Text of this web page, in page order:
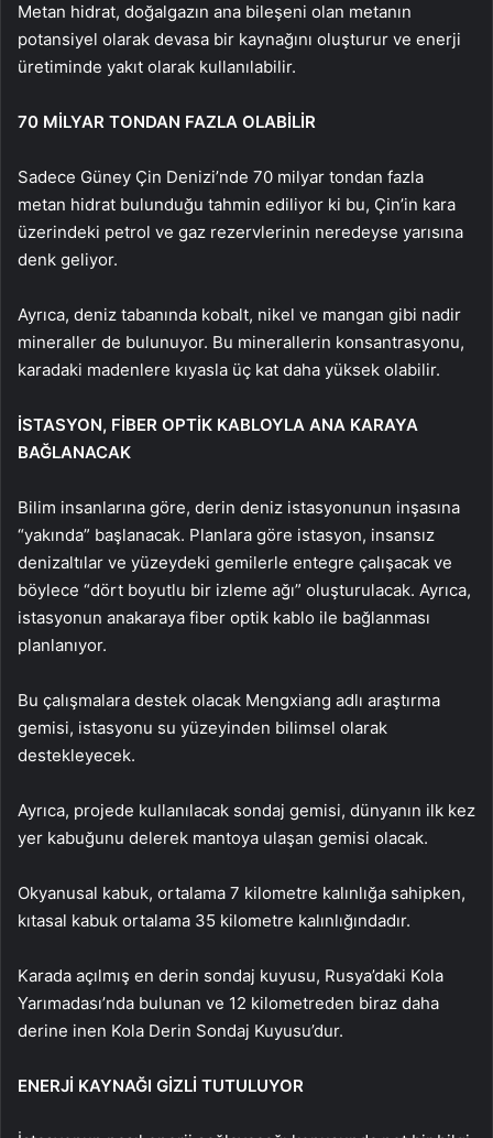
Metan hidrat, doğalgazın ana bileşeni olan metanın
potansiyel olarak devasa bir kaynağını oluşturur ve enerji
üretiminde yakıt olarak kullanılabilir.
70 MİLYAR TONDAN FAZLA OLABİLİR
Sadece Güney Çin Denizi’nde 70 milyar tondan fazla
metan hidrat bulunduğu tahmin ediliyor ki bu, Çin’in kara
üzerindeki petrol ve gaz rezervlerinin neredeyse yarısına
denk geliyor.
Ayrıca, deniz tabanında kobalt, nikel ve mangan gibi nadir
mineraller de bulunuyor. Bu minerallerin konsantrasyonu,
karadaki madenlere kıyasla üç kat daha yüksek olabilir.
İSTASYON, FİBER OPTİK KABLOYLA ANA KARAYA
BAĞLANACAK
Bilim insanlarına göre, derin deniz istasyonunun inşasına
“yakında” başlanacak. Planlara göre istasyon, insansız
denizaltılar ve yüzeydeki gemilerle entegre çalışacak ve
böylece “dört boyutlu bir izleme ağı” oluşturulacak. Ayrıca,
istasyonun anakaraya fiber optik kablo ile bağlanması
planlanıyor.
Bu çalışmalara destek olacak Mengxiang adlı araştırma
gemisi, istasyonu su yüzeyinden bilimsel olarak
destekleyecek.
Ayrıca, projede kullanılacak sondaj gemisi, dünyanın ilk kez
yer kabuğunu delerek mantoya ulaşan gemisi olacak.
Okyanusal kabuk, ortalama 7 kilometre kalınlığa sahipken,
kıtasal kabuk ortalama 35 kilometre kalınlığındadır.
Karada açılmış en derin sondaj kuyusu, Rusya’daki Kola
Yarımadası’nda bulunan ve 12 kilometreden biraz daha
derine inen Kola Derin Sondaj Kuyusu’dur.
ENERJİ KAYNAĞI GİZLİ TUTULUYOR